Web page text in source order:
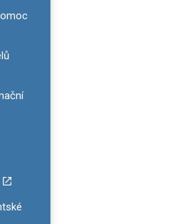
України / Pomoc pro Ukrajinu